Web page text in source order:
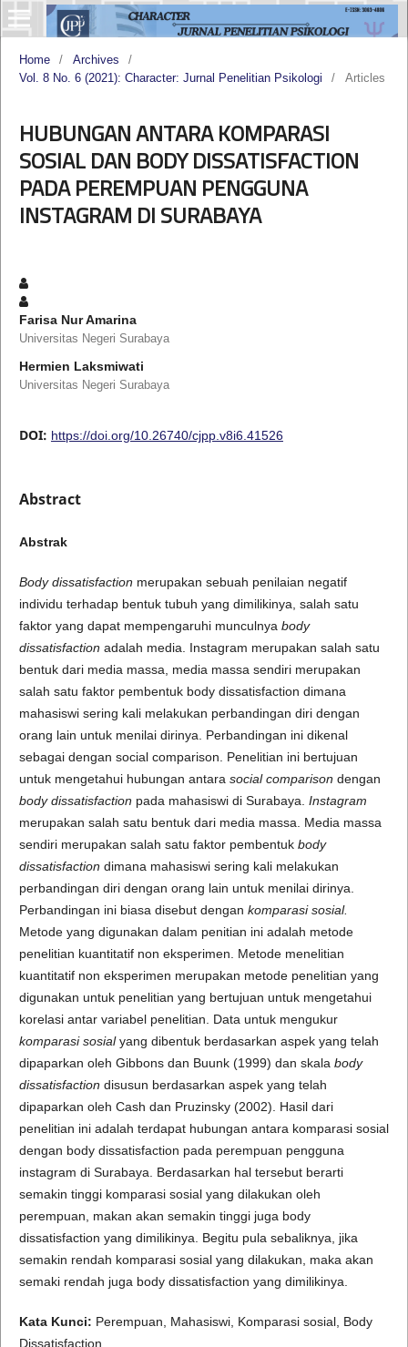
Home / Archives
/
Vol. 8 No. 6 (2021): Character: Jurnal Penelitian Psikologi
/ Articles
HUBUNGAN ANTARA KOMPARASI
SOSIAL DAN BODY DISSATISFACTION
PADA PEREMPUAN PENGGUNA
INSTAGRAM DI SURABAYA
Farisa Nur Amarina
Universitas Negeri Surabaya
Hermien Laksmiwati
Universitas Negeri Surabaya
DOI: https://doi.org/10.26740/cjpp.v8i6.41526
Abstract
Abstrak
Body dissatisfaction merupakan sebuah penilaian negatif
individu terhadap bentuk tubuh yang dimilikinya, salah satu
faktor yang dapat mempengaruhi munculnya body
dissatisfaction adalah media. Instagram merupakan salah satu
bentuk dari media massa, media massa sendiri merupakan
salah satu faktor pembentuk body dissatisfaction dimana
mahasiswi sering kali melakukan perbandingan diri dengan
orang lain untuk menilai dirinya. Perbandingan ini dikenal
sebagai dengan social comparison. Penelitian ini bertujuan
untuk mengetahui hubungan antara social comparison dengan
body dissatisfaction pada mahasiswi di Surabaya. Instagram
merupakan salah satu bentuk dari media massa. Media massa
sendiri merupakan salah satu faktor pembentuk body
dissatisfaction dimana mahasiswi sering kali melakukan
perbandingan diri dengan orang lain untuk menilai dirinya.
Perbandingan ini biasa disebut dengan komparasi sosial.
Metode yang digunakan dalam penitian ini adalah metode
penelitian kuantitatif non eksperimen. Metode menelitian
kuantitatif non eksperimen merupakan metode penelitian yang
digunakan untuk penelitian yang bertujuan untuk mengetahui
korelasi antar variabel penelitian. Data untuk mengukur
komparasi sosialyang dibentuk berdasarkan aspek yang telah
dipaparkan oleh Gibbons dan Buunk (1999) dan skala body
dissatisfaction disusun berdasarkan aspek yang telah
dipaparkan oleh Cash dan Pruzinsky (2002). Hasil dari
penelitian ini adalah terdapat hubungan antara komparasi sosial
dengan body dissatisfaction pada perempuan pengguna
instagram di Surabaya. Berdasarkan hal tersebut berarti
semakin tinggi komparasi sosial yang dilakukan oleh
perempuan, makan akan semakin tinggi juga body
dissatisfaction yang dimilikinya. Begitu pula sebaliknya, jika
semakin rendah komparasi sosial yang dilakukan, maka akan
semaki rendah juga body dissatisfaction yang dimilikinya.
Kata Kunci: Perempuan, Mahasiswi, Komparasi sosial, Body
Dissatisfaction